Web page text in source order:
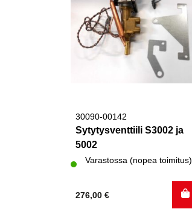
30090-00142
Sytytysventtiili S3002 ja
5002
Varastossa (nopea toimitus)
276,00 €